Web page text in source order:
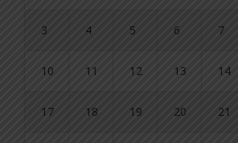
3 4 5 6 7
10 11 12 13 14
17 18 19 20 21